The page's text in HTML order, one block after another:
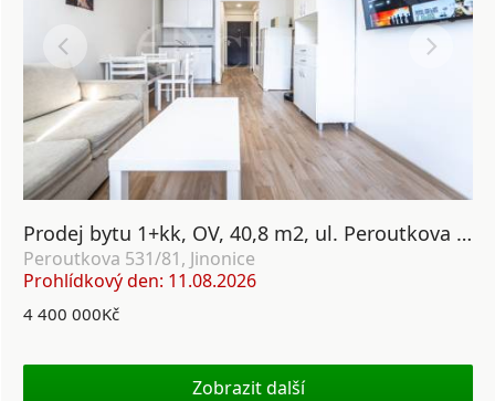
Prodej bytu 1+kk, OV, 40,8 m2, ul. Peroutkova 531/81, Praha 5 - Jinonice
Peroutkova 531/81, Jinonice
Prohlídkový den: 11.08.2026
4 400 000Kč
Zobrazit další